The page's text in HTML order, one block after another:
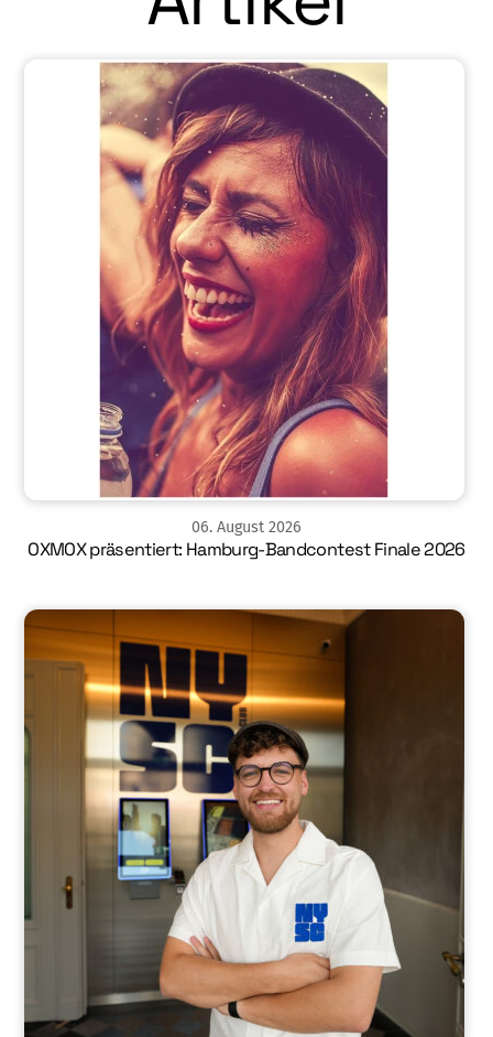
06. August 2026
OXMOX präsentiert: Hamburg-Bandcontest Finale 2026